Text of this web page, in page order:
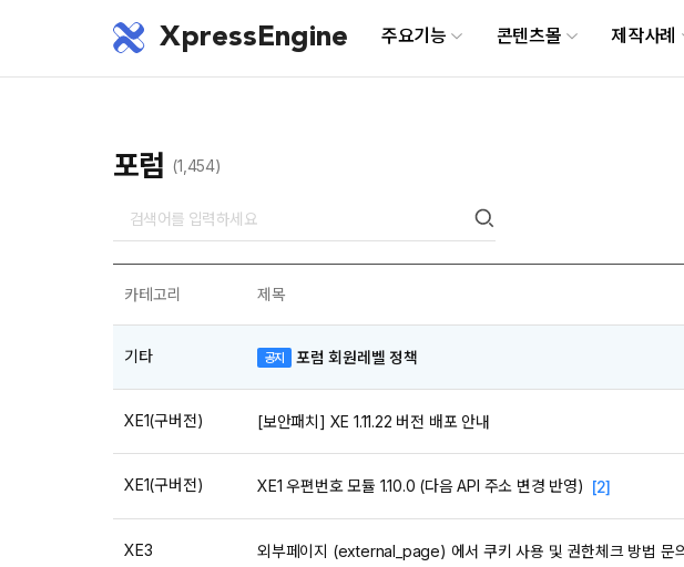
XpressEngine 주요기능 콘텐츠몰 제작사례
포럼 (1,454)
카테고리 제목
기타 공지 포럼 회원레벨 정책
XE1(구버전) [보안패치] XE 1.11.22 버전 배포 안내
XE1(구버전) XE1 우편번호 모듈 1.10.0 (다음 API 주소 변경 반영) [2]
XE3 외부페이지 (external_page) 에서 쿠키 사용 및 권한체크 방법 문